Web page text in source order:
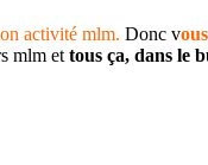
activité mlm. Donc v
mlm ettous ça, dans le